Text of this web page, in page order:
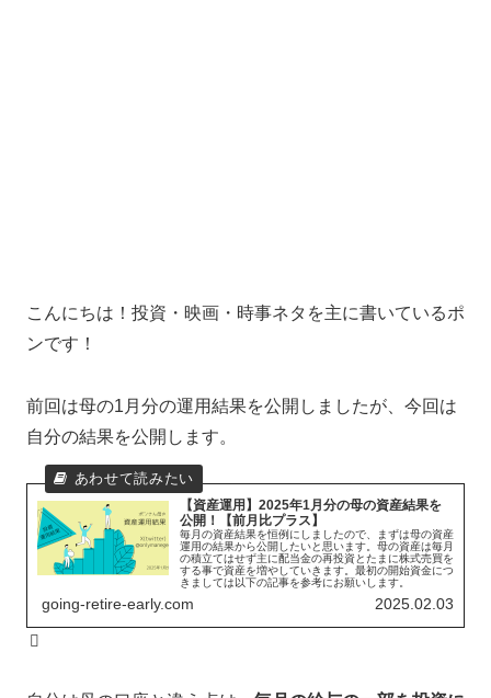
こんにちは！投資・映画・時事ネタを主に書いているポ
ンです！
前回は母の1月分の運用結果を公開しましたが、今回は
自分の結果を公開します。
【資産運用】2025年1月分の母の資産結果を
公開！【前月比プラス】
毎月の資産結果を恒例にしましたので、まずは母の資産
運用の結果から公開したいと思います。母の資産は毎月
の積立てはせず主に配当金の再投資とたまに株式売買を
する事で資産を増やしていきます。最初の開始資金につ
きましては以下の記事を参考にお願いします。
going-retire-early.com 2025.02.03